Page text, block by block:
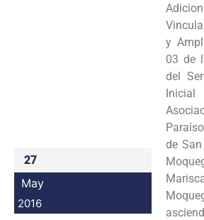
27
May
2016
y
03 de
del
de